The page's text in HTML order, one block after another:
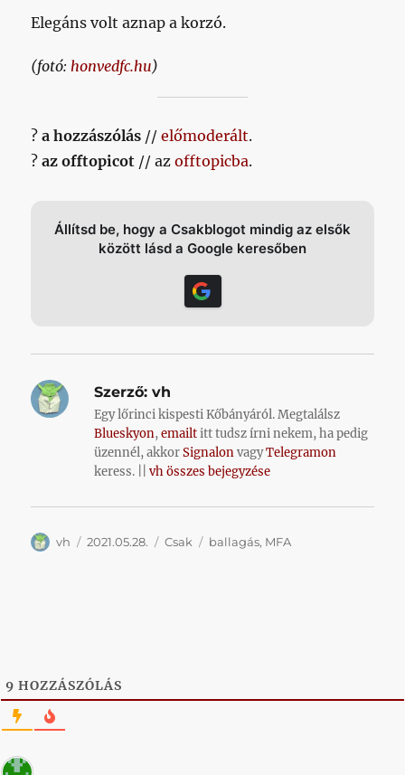
Elegáns volt aznap a korzó.
(fotó: honvedfc.hu)
?a hozzászólás //előmoderált.
?az offtopicot // azofftopicba.
Állítsd be, hogy a Csakblogot mindig az elsők
között lásd a Google keresőben
Szerző: vh
Egy lőrinci kispesti Kőbányáról. Megtalálsz
Blueskyon,emailtitt tudsz írni nekem, ha pedig
üzennél, akkorSignalonvagyTelegramon
keress. ||vh összes bejegyzése
Szerző
vh Közzétéve
2021.05.28. Kategória
Csak Címke
ballagás, MFA
9 HOZZÁSZÓLÁS